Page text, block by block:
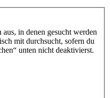
in denen gesucht werden
mit durchsucht, sofern du
unten nicht deaktivierst.